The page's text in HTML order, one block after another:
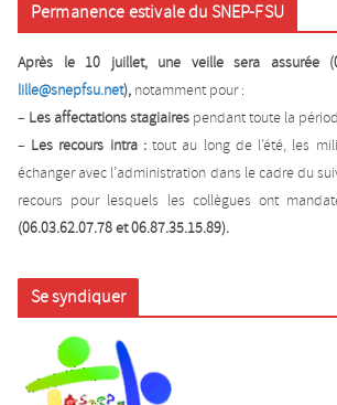
Permanence estivale du SNEP-FSU
Après le 10 juillet, une veille sera assurée
lille@snepfsu.net), notamment pour :
– Les affectations stagiaires pendant toute la
– Les recours intra :tout au long de l’été, les
échanger avec l’administration dans le cadre du
recours pour lesquels les collègues ont
(06.03.62.07.78 et 06.87.35.15.89).
Se syndiquer